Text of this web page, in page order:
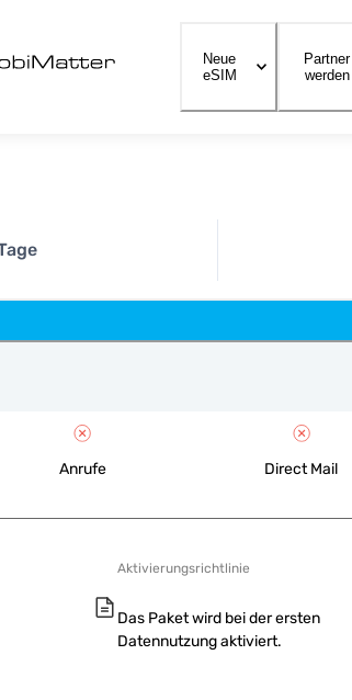
Neue
eSIM
Partner
werden
Anrufe Direct Mail
Aktivierungsrichtlinie
Das Paket wird bei der ersten
Datennutzung aktiviert.